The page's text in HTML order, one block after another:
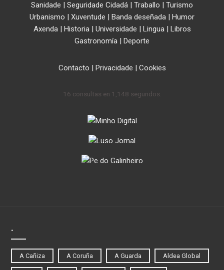
Sanidade
Seguridade Cidadá Traballo
Turismo
Urbanismo
Xuventude Banda deseñada
Humor
Axenda| Historia| Universidade Lingua|
Libros
Gastronomía
Deporte
Contacto Privacidade Cookies
16 consultas en 1,148 segundos.
.
A Cañiza A Coruña A Guarda Aldea Global